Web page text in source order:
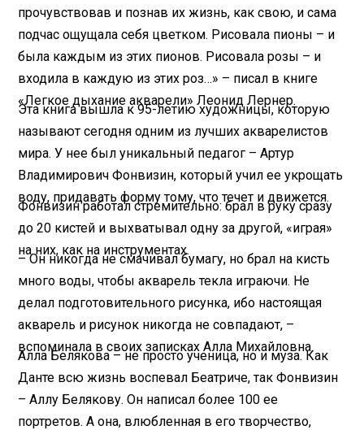
прочувствовав и познав их жизнь, как свою, и сама
подчас ощущала себя цветком. Рисовала пионы – и
была каждым из этих пионов. Рисовала розы – и
входила в каждую из этих роз…» – писал в книге
«Легкое дыхание акварели» Леонид Лернер.
Эта книга вышла к 95-летию художницы, которую
называют сегодня одним из лучших акварелистов
мира. У нее был уникальный педагог – Артур
Владимирович Фонвизин, который учил ее укрощать
воду, придавать форму тому, что течет и движется.
Фонвизин работал стремительно: брал в руку сразу
до 20 кистей и выхватывал одну за другой, «играя»
на них, как на инструментах.
– Он никогда не смачивал бумагу, но брал на кисть
много воды, чтобы акварель текла играючи. Не
делал подготовительного рисунка, ибо настоящая
акварель и рисунок никогда не совпадают, –
вспоминала в своих записках Алла Михайловна.
Алла Белякова – не просто ученица, но и муза. Как
Данте всю жизнь воспевал Беатриче, так Фонвизин
– Аллу Белякову. Он написал более 100 ее
портретов. А она, влюбленная в его творчество,